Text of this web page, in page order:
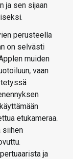
ja sen sijaan
perusteella
on selvästi
muiden
vaan
etukameraa.
siihen
ja